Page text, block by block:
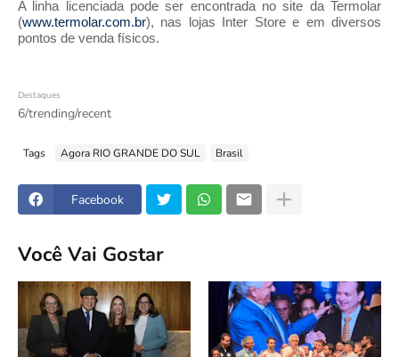
A linha licenciada pode ser encontrada no site da Termolar
(www.termolar.com.br), nas lojas Inter Store e em diversos
pontos de venda físicos.
Destaques
6/trending/recent
Tags Agora RIO GRANDE DO SUL Brasil
Facebook
Você Vai Gostar